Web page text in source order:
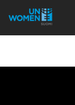
Osallistu